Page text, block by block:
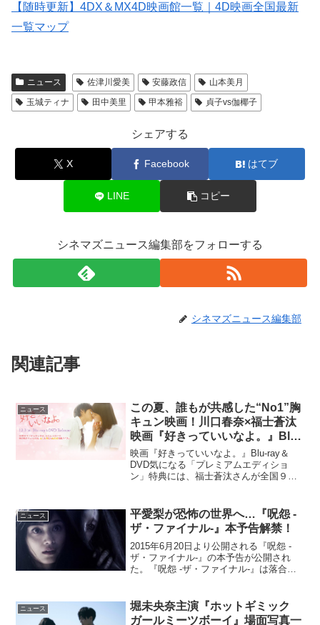
【随時更新】4DX＆MX4D映画館一覧｜4D映画全国最新
一覧マップ
ニュース 佐津川愛美 安藤政信
山本美月
玉城ティナ
田中美里 甲本雅裕 貞子vs伽椰子
シェアする
X Facebook はてブ
LINE コピー
シネマズニュース編集部をフォローする
シネマズニュース編集部
関連記事
ニュース
この夏、誰もが共感した“No1”胸
キュン映画！川口春奈×福士蒼汰
映画『好きっていいなよ。』Blu-
ray＆DVD発売♪
映画『好きっていいなよ。』Blu-ray＆
DVD気になる「プレミアムエディショ
ン」特典には、福士蒼汰さんが全国９地
映像やメイキング映像…等など特典映像
が満載です♪さらに...
ニュース
平愛梨が恐怖の世界へ…『呪怨 -
ザ・ファイナル-』本予告解禁！
2015年6月20日より公開される『呪怨 -
ザ・ファイナル-』の本予告が公開され
た。『呪怨 -ザ・ファイナル-』は落合正
となる佐々木希、さらに平愛梨がその恐
怖の世界に...
ニュース
堀未央奈主演『ホットギミック
ガールミーツボーイ』場面写真一